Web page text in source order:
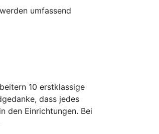
umfassend
10 erstklassige
dass jedes
den Einrichtungen. Bei